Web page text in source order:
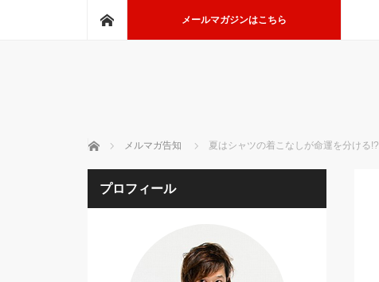
メールマガジンはこちら
ホーム メルマガ告知 夏はシャツの着こなしが命運を分ける!?
プロフィール